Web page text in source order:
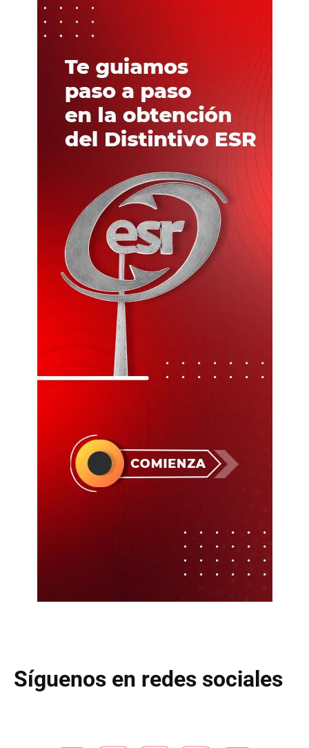
Síguenos en redes sociales